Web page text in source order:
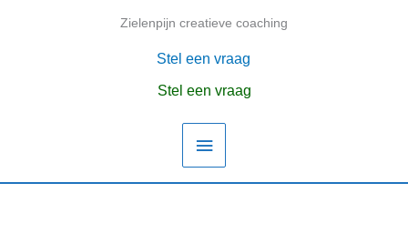
Zielenpijn creatieve coaching
Hoofdmenu
Stel een vraag
Stel een vraag